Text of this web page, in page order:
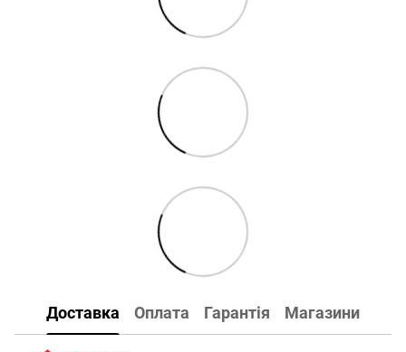
Доставка Оплата Гарантія Магазини